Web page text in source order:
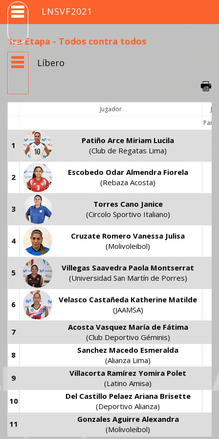
LNSVF2021
1ra Etapa - Todos contra todos
Líbero
Jugador
1
Patiño Arce Miriam Lucila
(Club de Regatas Lima)
2
Escobedo Odar Almendra Fiorela
(Rebaza Acosta)
3
Torres Cano Janice
(Circolo Sportivo Italiano)
4
Cruzate Romero Vanessa Julisa
(Molivoleibol)
5
Villegas Saavedra Paola Montserrat
(Universidad San Martín de Porres)
6
Velasco Castañeda Katherine Matilde
(JAAMSA)
7
Acosta Vasquez María de Fátima
(Club Deportivo Géminis)
8
Sanchez Macedo Esmeralda
(Alianza Lima)
9
Villacorta Ramírez Yomira Polet
(Latino Amisa)
10
Del Castillo Pelaez Ariana Brisette
(Deportivo Alianza)
11
Gonzales Aguirre Alexandra
(Molivoleibol)